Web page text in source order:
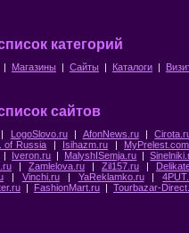
категорий
| Магазины | Сайты | Каталоги |
сайтов
| LogoSlovo.ru| AfonNews.ru|
of Russia | Isihazm.ru | MyPrelest.com
| Iveron.ru | MalyshISemja.ru |
| Zamlelova.ru | Zil157.ru |
| Vinchi.ru| YaReklamko.ru|
| FashionMart.ru | Tourbazar-